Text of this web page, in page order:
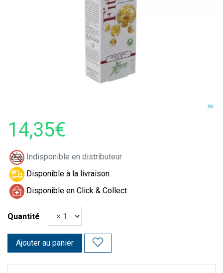
14,35€
Indisponible en distributeur
Disponible à la livraison
Disponible en Click & Collect
Quantité
Ajouter au panier